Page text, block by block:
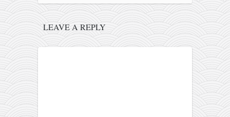
LEAVE A REPLY